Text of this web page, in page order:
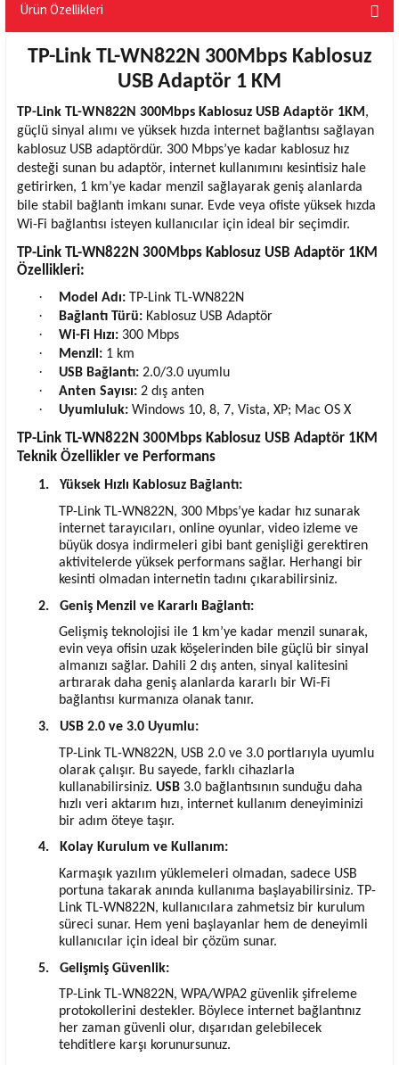
Ürün Özellikleri
TP-Link TL-WN822N 300Mbps Kablosuz
USB Adaptör 1 KM
TP-Link TL-WN822N 300Mbps Kablosuz USB Adaptör 1KM ,
güçlü sinyal alımı ve yüksek hızda internet bağlantısı sağlayan
kablosuz USB adaptördür. 300 Mbps’ye kadar kablosuz hız
desteği sunan bu adaptör, internet kullanımını kesintisiz hale
getirirken, 1 km’ye kadar menzil sağlayarak geniş alanlarda
bile stabil bağlantı imkanı sunar. Evde veya ofiste yüksek hızda
Wi-Fi bağlantısı isteyen kullanıcılar için ideal bir seçimdir.
TP-Link TL-WN822N 300Mbps Kablosuz USB Adaptör 1KM
Özellikleri:
·
Model Adı: TP-Link TL-WN822N
· Bağlantı Türü: Kablosuz USB Adaptör
· Wi-Fi Hızı: 300 Mbps
· Menzil: 1 km
· USB Bağlantı: 2.0/3.0 uyumlu
· Anten Sayısı: 2 dış anten
· Uyumluluk: Windows 10, 8, 7, Vista, XP; Mac OS X
TP-Link TL-WN822N 300Mbps Kablosuz USB Adaptör 1KM
Teknik Özellikler ve Performans
1.
Yüksek Hızlı Kablosuz Bağlantı:
TP-Link TL-WN822N, 300 Mbps’ye kadar hız sunarak
internet tarayıcıları, online oyunlar, video izleme ve
büyük dosya indirmeleri gibi bant genişliği gerektiren
aktivitelerde yüksek performans sağlar. Herhangi bir
kesinti olmadan internetin tadını çıkarabilirsiniz.
2.
Geniş Menzil ve Kararlı Bağlantı:
Gelişmiş teknolojisi ile 1 km’ye kadar menzil sunarak,
evin veya ofisin uzak köşelerinden bile güçlü bir sinyal
almanızı sağlar. Dahili 2 dış anten, sinyal kalitesini
artırarak daha geniş alanlarda kararlı bir Wi-Fi
bağlantısı kurmanıza olanak tanır.
3.
USB 2.0 ve 3.0 Uyumlu:
TP-Link TL-WN822N, USB 2.0 ve 3.0 portlarıyla uyumlu
olarak çalışır. Bu sayede, farklı cihazlarla
kullanabilirsiniz.USB 3.0 bağlantısının sunduğu daha
hızlı veri aktarım hızı, internet kullanım deneyiminizi
bir adım öteye taşır.
4.
Kolay Kurulum ve Kullanım:
Karmaşık yazılım yüklemeleri olmadan, sadece USB
portuna takarak anında kullanıma başlayabilirsiniz. TP-
Link TL-WN822N, kullanıcılara zahmetsiz bir kurulum
süreci sunar. Hem yeni başlayanlar hem de deneyimli
kullanıcılar için ideal bir çözüm sunar.
5.
Gelişmiş Güvenlik:
TP-Link TL-WN822N, WPA/WPA2 güvenlik şifreleme
protokollerini destekler. Böylece internet bağlantınız
her zaman güvenli olur, dışarıdan gelebilecek
tehditlere karşı korunursunuz.